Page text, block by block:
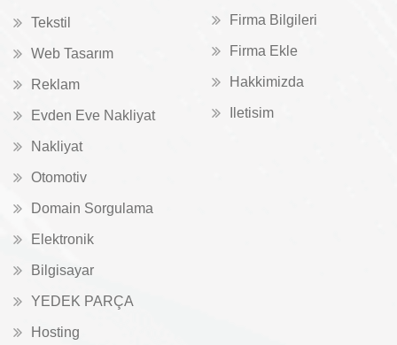
Tekstil
Web Tasarım
Reklam
Evden Eve Nakliyat
Nakliyat
Otomotiv
Domain Sorgulama
Elektronik
Bilgisayar
YEDEK PARÇA
Hosting
Firma Bilgileri
Firma Ekle
Hakkimizda
Iletisim